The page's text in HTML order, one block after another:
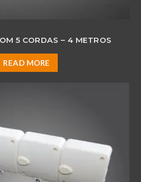
5 CORDAS – 4 METROS
READ MORE